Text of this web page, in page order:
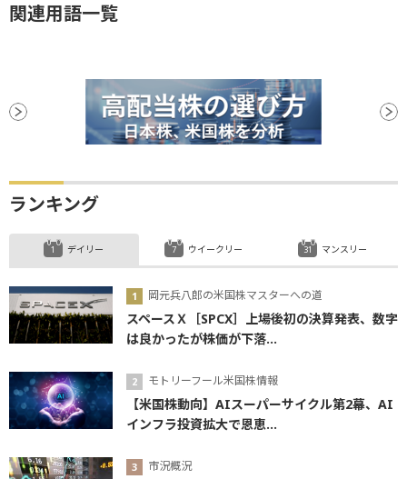
関連用語一覧
ランキング
デイリー
岡元兵八郎の米国株マスターへの道
スペースＸ［SPCX］上場後初の決算発表、数字
は良かったが株価が下落...
モトリーフール米国株情報
【米国株動向】AIスーパーサイクル第2幕、AI
インフラ投資拡大で恩恵...
市況概況
ウイークリー マンスリー